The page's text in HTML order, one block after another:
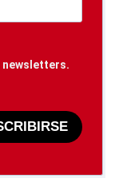
newsletters.